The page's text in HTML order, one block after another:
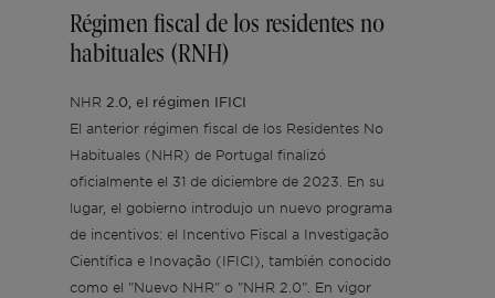
Régimen fiscal de los residentes no
habituales (RNH)
NHR 2.0, el régimen IFICI
El anterior régimen fiscal de los Residentes No
Habituales (NHR) de Portugal finalizó
oficialmente el 31 de diciembre de 2023. En su
lugar, el gobierno introdujo un nuevo programa
de incentivos: el Incentivo Fiscal a Investigação
Científica e Inovação (IFICI), también conocido
como el "Nuevo NHR" o "NHR 2.0". En vigor
Cascais
Comporta
Renovar
Desarrollar
Todas las inversiones
Vídeos